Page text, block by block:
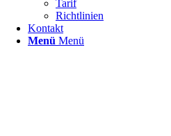
Tarif
Richtlinien
Kontakt
Menü Menü